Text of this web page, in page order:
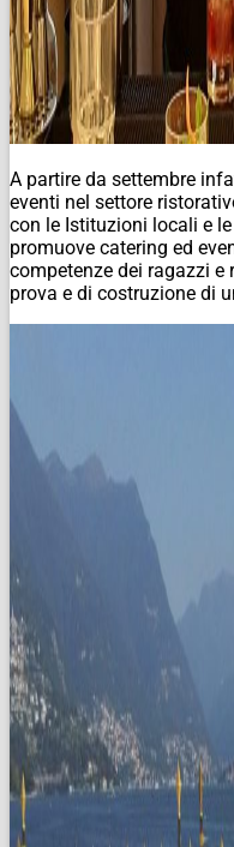
A partire da settembre
eventi nel settore
con le Istituzioni locali e
promuove catering ed
competenze dei ragazzi e
prova e di costruzione di